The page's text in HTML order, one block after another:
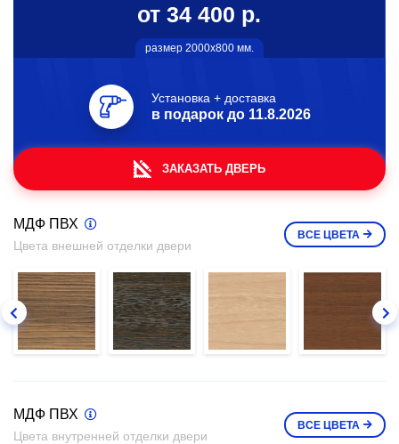
от 34 400 р.
размер 2000х800 мм.
Установка + доставка
в подарок до 11.8.2026
ЗАКАЗАТЬ ДВЕРЬ
МДФ ПВХ
Цвета внешней отделки двери
ВСЕ ЦВЕТА
МДФ ПВХ
Цвета внутренней отделки двери
ВСЕ ЦВЕТА